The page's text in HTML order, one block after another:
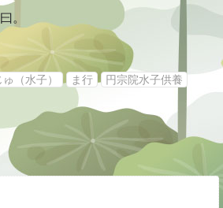
。
（水子） ま行 円宗院水子供養